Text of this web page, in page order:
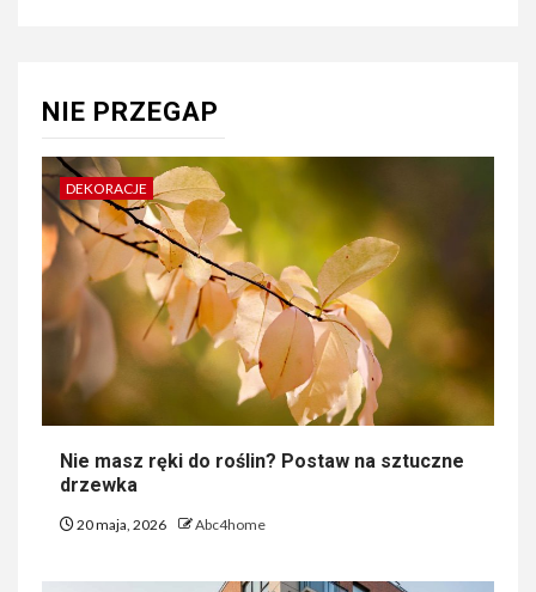
NIE PRZEGAP
DEKORACJE
Nie masz ręki do roślin? Postaw na sztuczne
drzewka
20 maja, 2026 Abc4home